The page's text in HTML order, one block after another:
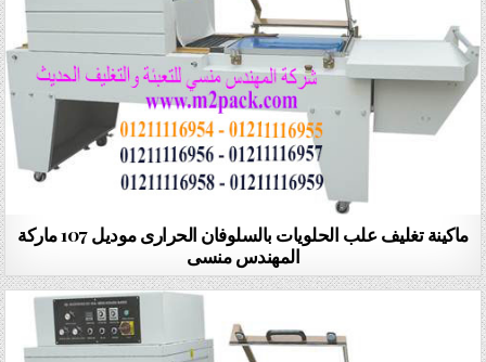
ماكينة تغليف علب الحلويات بالسلوفان الحرارى موديل 107 ماركة
المهندس منسى